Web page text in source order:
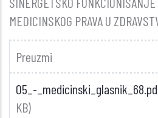
MEDICINSKOG PRAVA U
Preuzmi
05_-
KB)